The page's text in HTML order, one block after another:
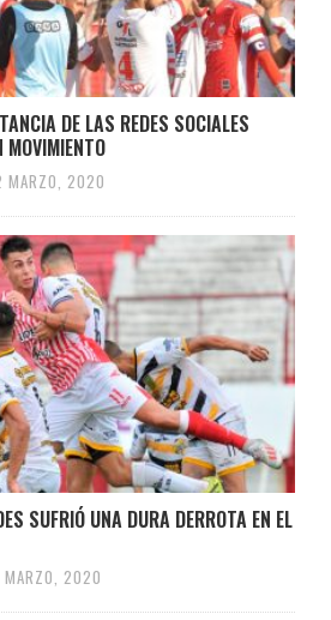
DE LAS REDES SOCIALES
MOVIMIENTO
MARZO, 2020
SUFRIÓ UNA DURA DERROTA EN EL
MARZO, 2020